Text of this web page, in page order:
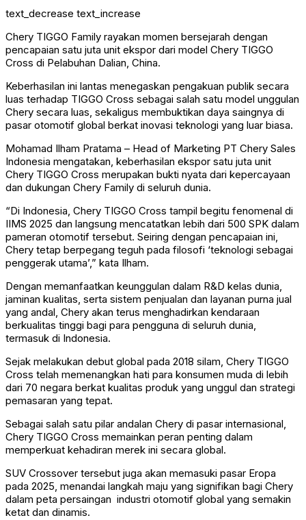
text_decrease text_increase
Chery TIGGO Family rayakan momen bersejarah dengan
pencapaian satu juta unit ekspor dari model Chery TIGGO
Cross di Pelabuhan Dalian, China.
Keberhasilan ini lantas menegaskan pengakuan publik secara
luas terhadap TIGGO Cross sebagai salah satu model unggulan
Chery secara luas, sekaligus membuktikan daya saingnya di
pasar otomotif global berkat inovasi teknologi yang luar biasa.
Mohamad Ilham Pratama – Head of Marketing PT Chery Sales
Indonesia mengatakan, keberhasilan ekspor satu juta unit
Chery TIGGO Cross merupakan bukti nyata dari kepercayaan
dan dukungan Chery Family di seluruh dunia.
“Di Indonesia, Chery TIGGO Cross tampil begitu fenomenal di
IIMS 2025 dan langsung mencatatkan lebih dari 500 SPK dalam
pameran otomotif tersebut. Seiring dengan pencapaian ini,
Chery tetap berpegang teguh pada filosofi ‘teknologi sebagai
penggerak utama’,” kata Ilham.
Dengan memanfaatkan keunggulan dalam R&D kelas dunia,
jaminan kualitas, serta sistem penjualan dan layanan purna jual
yang andal, Chery akan terus menghadirkan kendaraan
berkualitas tinggi bagi para pengguna di seluruh dunia,
termasuk di Indonesia.
Sejak melakukan debut global pada 2018 silam, Chery TIGGO
Cross telah memenangkan hati para konsumen muda di lebih
dari 70 negara berkat kualitas produk yang unggul dan strategi
pemasaran yang tepat.
Sebagai salah satu pilar andalan Chery di pasar internasional,
Chery TIGGO Cross memainkan peran penting dalam
memperkuat kehadiran merek ini secara global.
SUV Crossover tersebut juga akan memasuki pasar Eropa
pada 2025, menandai langkah maju yang signifikan bagi Chery
dalam peta persaingan industri otomotif global yang semakin
ketat dan dinamis.